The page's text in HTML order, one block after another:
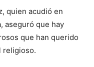
quien acudió en
aseguró que hay
que han querido
religioso.